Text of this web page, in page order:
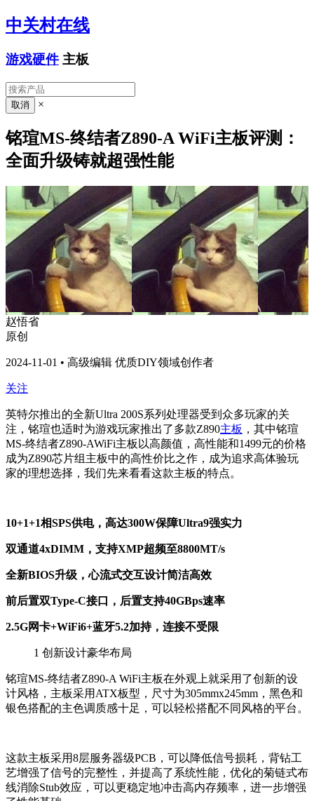
中关村在线
游戏硬件 主板
×
铭瑄MS-终结者Z890-A WiFi主板评测：
全面升级铸就超强性能
赵悟省
原创
2024-11-01 • 高级编辑 优质DIY领域创作者
关注
英特尔推出的全新Ultra 200S系列处理器受到众多玩家的关
注，铭瑄也适时为游戏玩家推出了多款Z890主板 ，其中铭瑄
MS-终结者Z890-AWiFi主板以高颜值，高性能和1499元的价格
成为Z890芯片组主板中的高性价比之作，成为追求高体验玩
家的理想选择，我们先来看看这款主板的特点。
10+1+1相SPS供电，高达300W保障Ultra9强实力
双通道4xDIMM，支持XMP超频至8800MT/s
全新BIOS升级，心流式交互设计简洁高效
前后置双Type-C接口，后置支持40GBps速率
2.5G网卡+WiFi6+蓝牙5.2加持，连接不受限
1 创新设计豪华布局
铭瑄MS-终结者Z890-A WiFi主板在外观上就采用了创新的设
计风格，主板采用ATX板型，尺寸为305mmx245mm，黑色和
银色搭配的主色调质感十足，可以轻松搭配不同风格的平台。
这款主板采用8层服务器级PCB，可以降低信号损耗，背钻工
艺增强了信号的完整性，并提高了系统性能，优化的菊链式布
线消除Stub效应，可以更稳定地冲击高内存频率，进一步增强